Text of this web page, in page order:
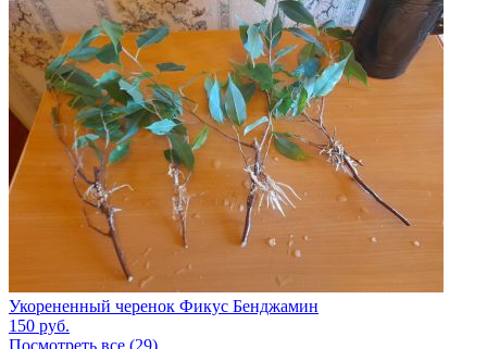
Укорененный черенок Фикус Бенджамин
150 руб.